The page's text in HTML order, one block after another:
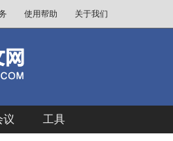
使用帮助 关于我们
议 工具